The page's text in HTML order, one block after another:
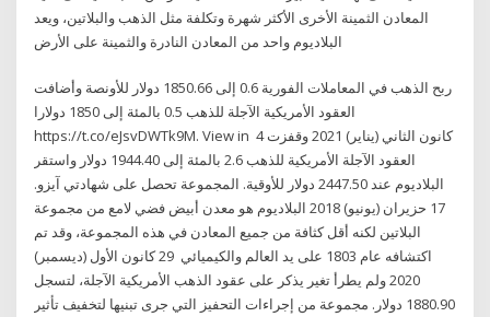
المعادن الثمينة الأخرى الأكثر شهرة وتكلفة مثل الذهب والبلاتين، ويعد
البلاديوم واحد من المعادن النادرة والثمينة على الأرض
ربح الذهب في المعاملات الفورية 0.6 إلى 1850.66 دولار للأونصة وأضافت
العقود الأمريكية الآجلة للذهب 0.5 بالمئة إلى 1850 دولارا
https://t.co/eJsvDWTk9M. View in 4 كانون الثاني (يناير) 2021 وقفزت
العقود الآجلة الأمريكية للذهب 2.6 بالمئة إلى 1944.40 دولار واستقر
البلاديوم عند 2447.50 دولار للأوقية. المجموعة تحصل على شهادتي آيزو.
17 حزيران (يونيو) 2018 البلاديوم هو معدن أبيض فضي لامع من مجموعة
البلاتين لكنه أقل كثافة من جميع المعادن في هذه المجموعة، وقد تم
اكتشافه عام 1803 على يد العالم والكيميائي 29 كانون الأول (ديسمبر)
2020 ولم يطرأ تغير يذكر على عقود الذهب الأمريكية الآجلة، لتسجل
1880.90 دولار. مجموعة من إجراءات التحفيز التي جرى تبنيها لتخفيف تأثير